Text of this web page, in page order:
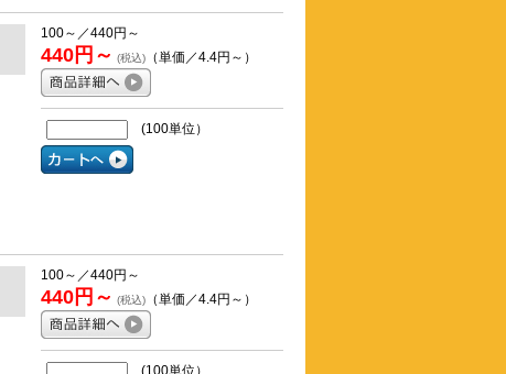
100～／440円～
440円～ (税込) （単価／4.4円～）
(100単位）
100～／440円～
440円～ (税込) （単価／4.4円～）